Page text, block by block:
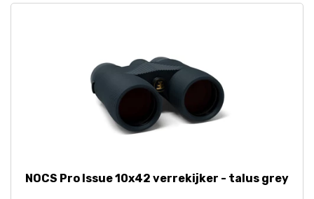
NOCS Pro Issue 10x42 verrekijker - talus grey